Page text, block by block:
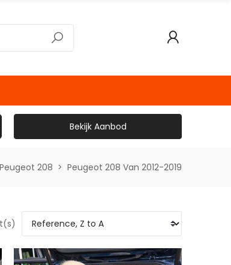
Bekijk Aanbod
Peugeot 208 Peugeot 208 Van 2012-2019